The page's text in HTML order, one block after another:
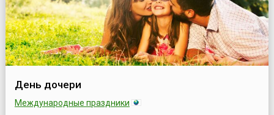
День дочери
Международные праздники